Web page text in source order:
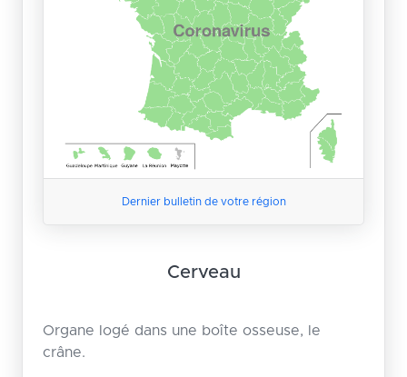
Dernier bulletin de votre région
Cerveau
Organe logé dans une boîte osseuse, le
crâne.